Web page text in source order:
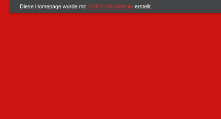
Diese Homepage wurde mit IONOS MyWebsite erstellt.